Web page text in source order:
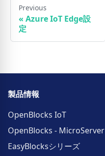
Previous
« Azure IoT Edge設
定
製品情報
OpenBlocks IoT
OpenBlocks - MicroServer
EasyBlocksシリーズ